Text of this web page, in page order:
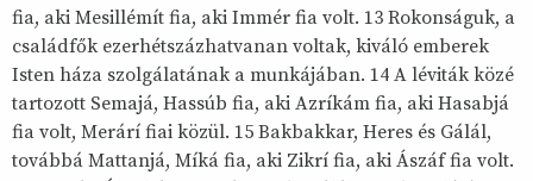
fia, aki Mesillémít fia, aki Immér fia volt. 13 Rokonságuk, a
családfők ezerhétszázhatvanan voltak, kiváló emberek
Isten háza szolgálatának a munkájában. 14 A léviták közé
tartozott Semajá, Hassúb fia, aki Azríkám fia, aki Hasabjá
fia volt, Merárí fiai közül. 15 Bakbakkar, Heres és Gálál,
továbbá Mattanjá, Míká fia, aki Zikrí fia, aki Ászáf fia volt.